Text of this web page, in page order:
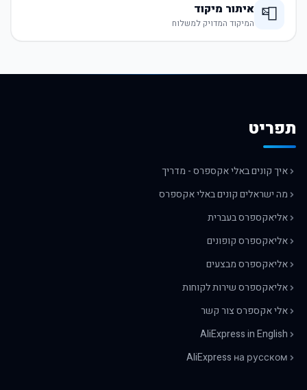
📮 איתור מיקוד
המיקוד המדויק למשלוח
תפריט
איך קונים באלי אקספרס - מדריך
מה ישראלים קונים באלי אקספרס
אליאקספרס בעברית
אליאקספרס קופונים
אליאקספרס מבצעים
אליאקספרס שירות לקוחות
אלי אקספרס צור קשר
AliExpress in English
AliExpress на русском